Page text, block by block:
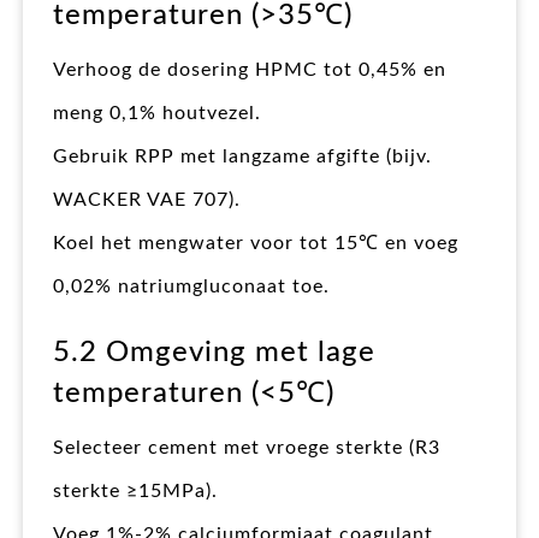
temperaturen (>35℃)
Verhoog de dosering HPMC tot 0,45% en
meng 0,1% houtvezel.
Gebruik RPP met langzame afgifte (bijv.
WACKER VAE 707).
Koel het mengwater voor tot 15℃ en voeg
0,02% natriumgluconaat toe.
5.2 Omgeving met lage
temperaturen (<5℃)
Selecteer cement met vroege sterkte (R3
sterkte ≥15MPa).